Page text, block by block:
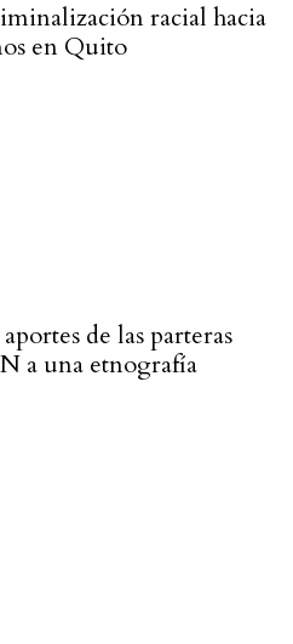
racial hacia
en Quito
de las parteras
a una etnografía